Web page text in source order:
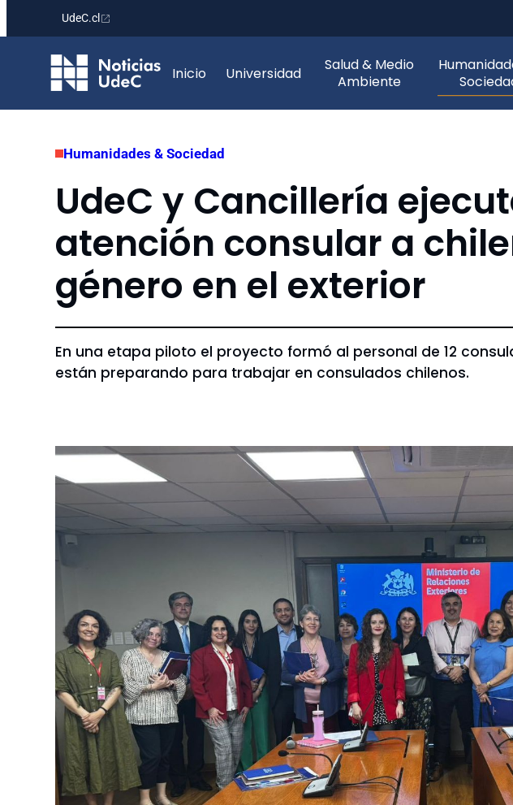
contenido
UdeC.cl
Inicio Universidad
Salud & Medio
Ambiente
Humanidades & Sociedad
UdeC y Cancillería
atención consular a
género en el exterior
En una etapa piloto el proyecto formó al personal de 12
están preparando para trabajar en consulados chilenos.